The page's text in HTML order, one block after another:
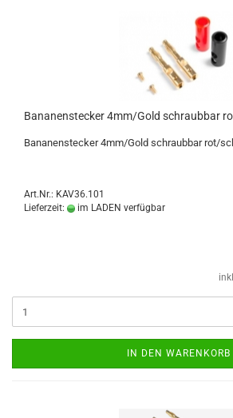
Bananenstecker 4mm/Gold schraubbar
Bananenstecker 4mm/Gold schraubbar rot/
Art.Nr.: KAV36.101
Lieferzeit:
im LADEN verfügbar
IN DEN WARENKORB